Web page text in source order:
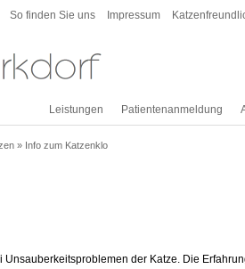
So finden Sie uns Impressum
Leistungen Patientenanmeldung
» Info zum Katzenklo
der Katze. Die